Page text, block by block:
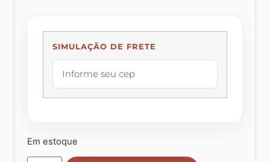
Arabescos e Cantoneiras
Caixas de MDF
SIMULAÇÃO DE FRETE
Em estoque